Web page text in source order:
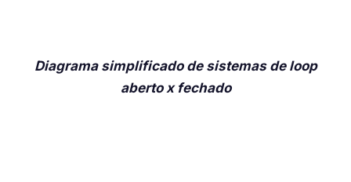
Diagrama simplificado de sistemas de loop
aberto x fechado